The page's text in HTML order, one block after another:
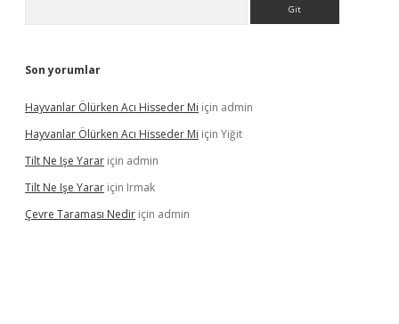
Son yorumlar
Hayvanlar Ölürken Acı Hisseder Mi için admin
Hayvanlar Ölürken Acı Hisseder Mi için Yiğit
Tilt Ne Işe Yarar için admin
Tilt Ne Işe Yarar için Irmak
Çevre Taraması Nedir için admin